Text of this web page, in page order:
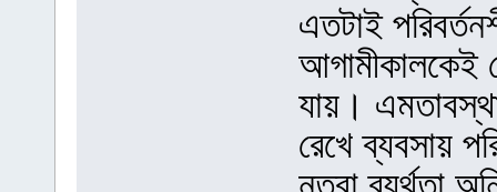
এতটাই
আগামীকালকেই
যায়।
রেখে ব্যবসায়